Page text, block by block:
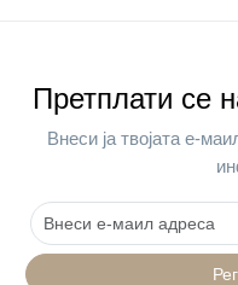
Претплати се
Внеси ја твојата е-